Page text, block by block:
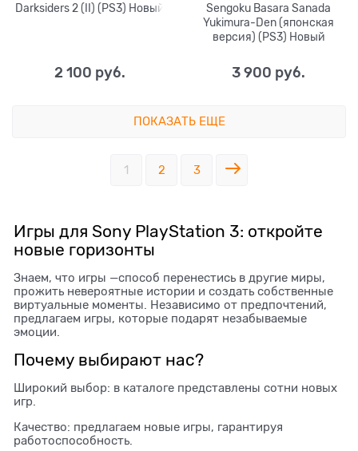
Darksiders 2 (II) (PS3) Новый
2 100 руб.
Sengoku Basara Sanada
Yukimura-Den (японская
версия) (PS3) Новый
3 900 руб.
ПОКАЗАТЬ ЕЩЕ
1 2 3
Игры для Sony PlayStation 3: откройте
новые горизонты
Знаем, что игры —способ перенестись в другие миры,
прожить невероятные истории и создать собственные
виртуальные моменты. Независимо от предпочтений,
предлагаем игры, которые подарят незабываемые
эмоции.
Почему выбирают нас?
Широкий выбор: в каталоге представлены сотни новых
игр.
Качество: предлагаем новые игры, гарантируя
работоспособность.